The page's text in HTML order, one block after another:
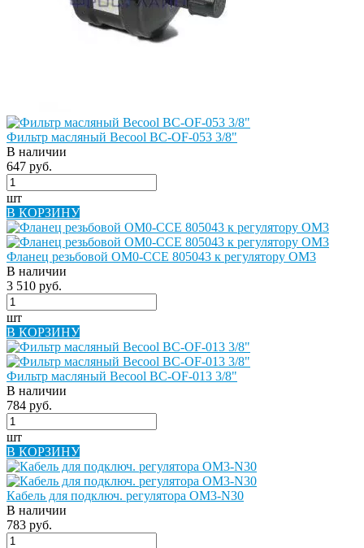
Фильтр масляный Becool BC-OF-053 3/8"
В наличии
647 руб.
шт
В КОРЗИНУ
Фланец резьбовой OM0-CCE 805043 к регулятору OM3
В наличии
3 510 руб.
шт
В КОРЗИНУ
Фильтр масляный Becool BC-OF-013 3/8"
В наличии
784 руб.
шт
В КОРЗИНУ
Кабель для подключ. регулятора ОМ3-N30
В наличии
783 руб.